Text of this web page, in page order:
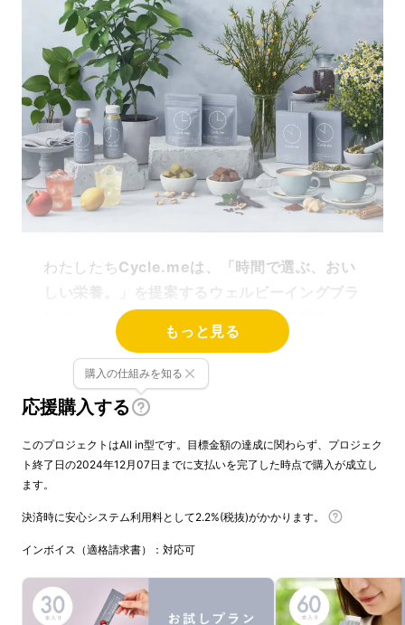
わたしたちCycle.meは、「時間で選ぶ、おい
しい栄養。」を提案するウェルビーイングブラ
です。朝、昼、夜、それぞれの時間帯にお
いて必要な栄養を、おいしく、食事としてのし
あわせを感じられる形で提供することを目指し
ています。
無理や我慢がちょっとでもあるものは続かな
い。だから、続けることが大事な健康食品こ
そ、おいしくあるべきだし、使っていて前向き
な気分になれるデザインであるべき。そんな思
いを込めて「とらなきゃに、しあわせを。」
業と一緒に商品を開発してきました。
もっと見る
応援購入する
購入の仕組みを知る
このプロジェクトはAll in型です。目標金額の達成に関わらず、プロジェク
ト終了日の2024年12月07日までに支払いを完了した時点で購入が成立し
ます。
決済時に安心システム利用料として2.2%(税抜)がかかります。
インボイス（適格請求書）：対応可